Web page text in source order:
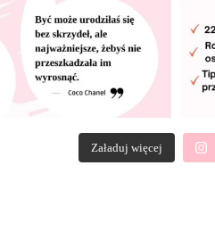
Załaduj więcej